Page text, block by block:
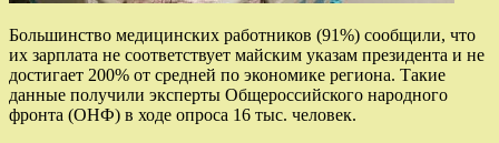
Большинство медицинских работников (91%) сообщили, что
их зарплата не соответствует майским указам президента и не
достигает 200% от средней по экономике региона. Такие
данные получили эксперты Общероссийского народного
фронта (ОНФ) в ходе опроса 16 тыс. человек.